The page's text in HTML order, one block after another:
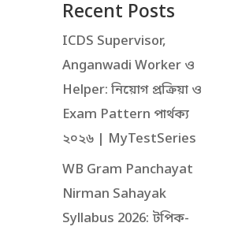
Recent Posts
ICDS Supervisor,
Anganwadi Worker ও
Helper: নিয়োগ প্রক্রিয়া ও
Exam Pattern পার্থক্য
২০২৬ | MyTestSeries
WB Gram Panchayat
Nirman Sahayak
Syllabus 2026: টপিক-